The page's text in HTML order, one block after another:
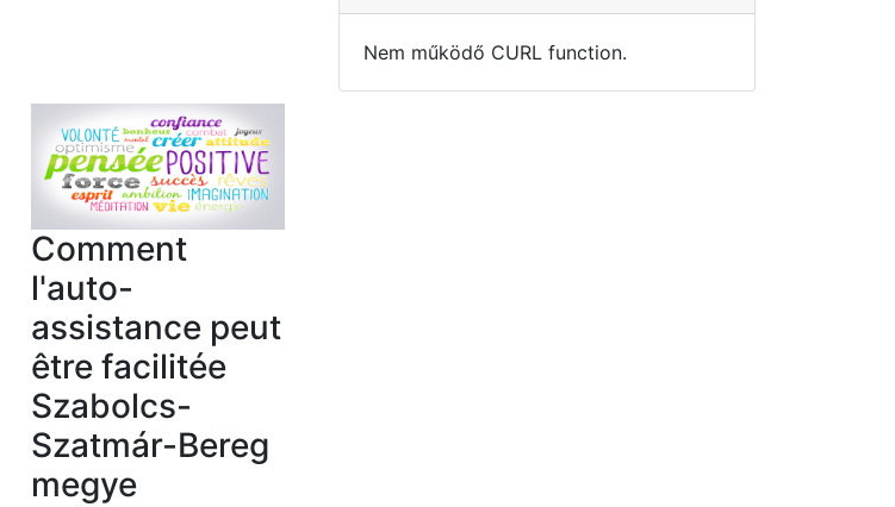
Comment
l'auto-
assistance peut
être facilitée
Szabolcs-
Szatmár-Bereg
megye
Nem működő CURL function.